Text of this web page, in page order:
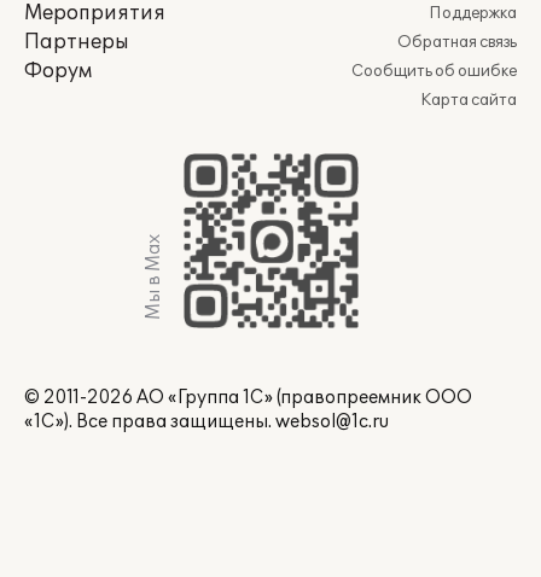
Мероприятия
Партнеры
Форум
Поддержка
Обратная связь
Сообщить об ошибке
Карта сайта
Мы в Max
© 2011-2026 АО «Группа 1С» (правопреемник ООО
«1С»). Все права защищены. websol@1c.ru